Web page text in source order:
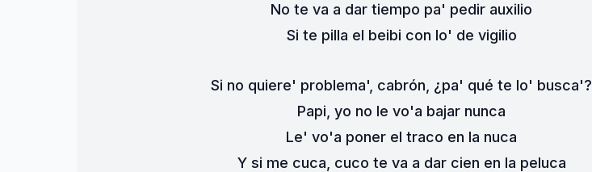
No te va a dar tiempo pa' pedir auxilio
Si te pilla el beibi con lo' de vigilio
Si no quiere' problema', cabrón, ¿pa' qué te lo' busca'?
Papi, yo no le vo'a bajar nunca
Le' vo'a poner el traco en la nuca
Y si me cuca, cuco te va a dar cien en la peluca